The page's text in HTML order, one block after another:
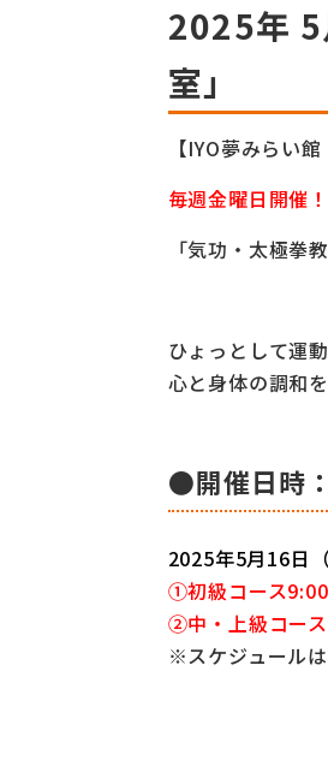
2025年 5
室」
【IYO夢みらい
毎週金曜日開催！
「気功・太極拳
ひょっとして運
心と身体の調和
●開催日時：
2025年5月16日（
①初級コース
②中・上級コー
※スケジュールは